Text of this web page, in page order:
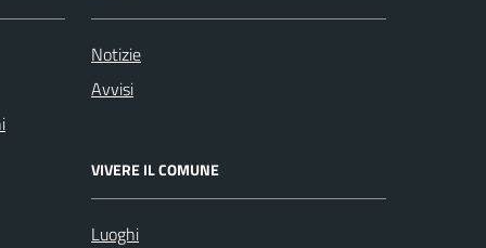
Notizie
Avvisi
VIVERE IL COMUNE
Luoghi